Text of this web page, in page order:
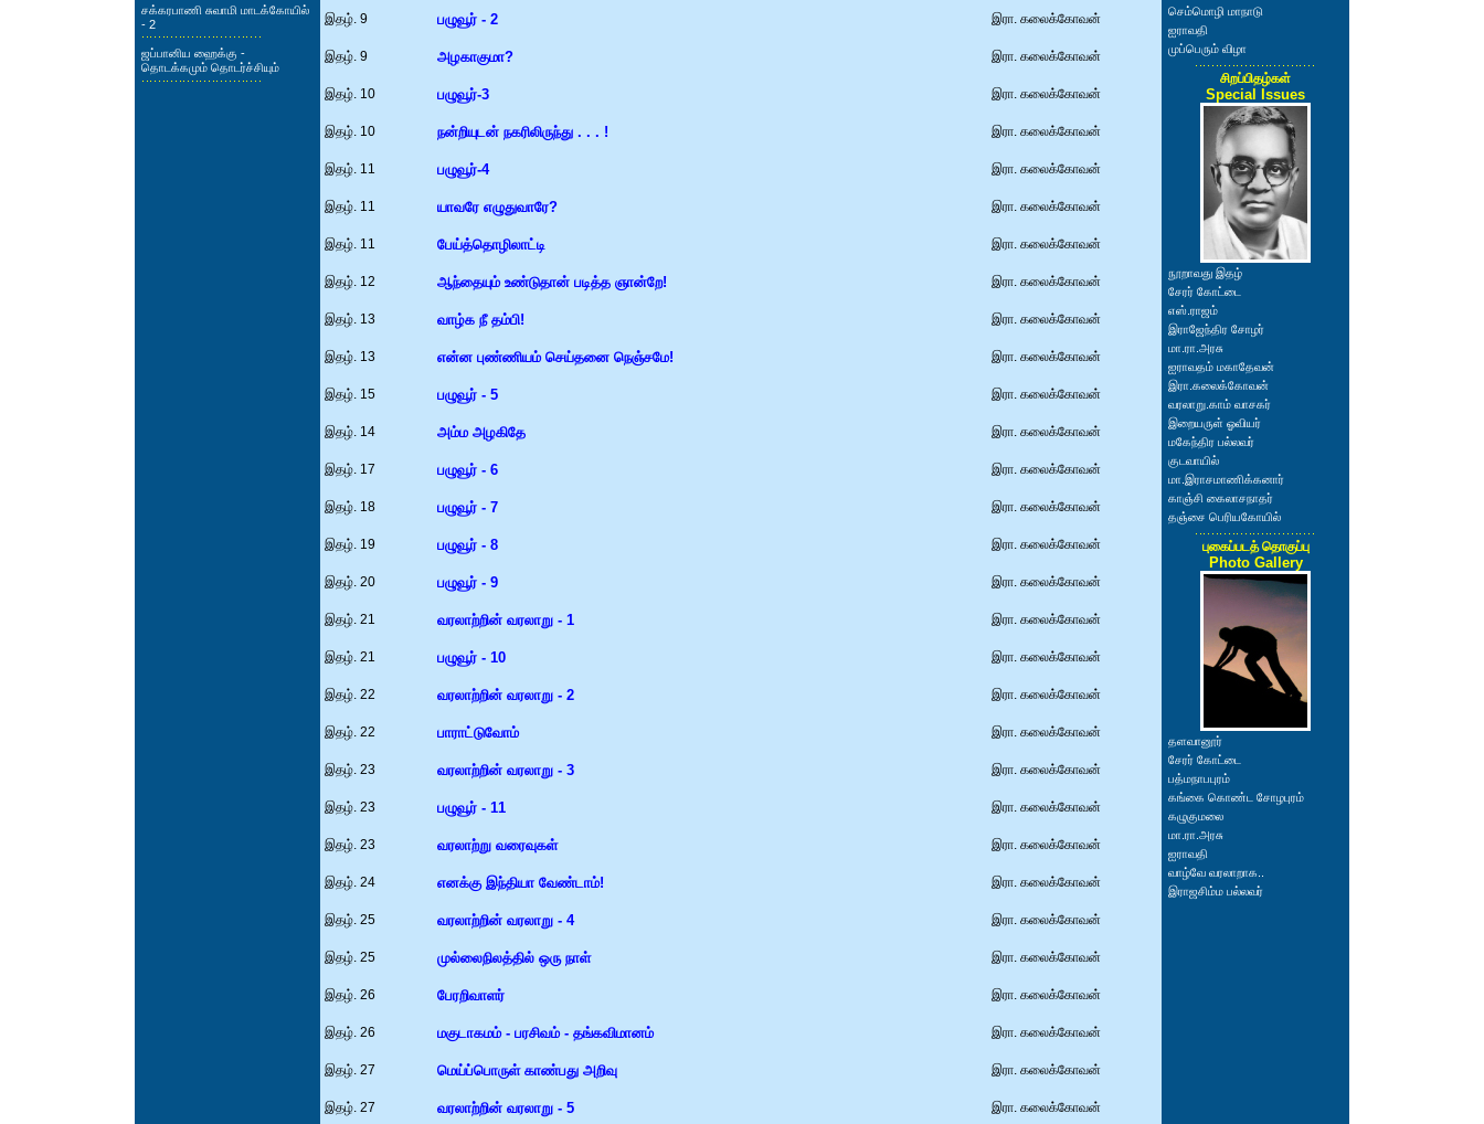
சக்கரபாணி சுவாமி மாடக்கோயில்
- 2
ஜப்பானிய ஹைக்கு -
தொடக்கமும் தொடர்ச்சியும்
இதழ். 9 பழுவூர் - 2 இரா. கலைக்கோவன்
இதழ். 9 அழகாகுமா? இரா. கலைக்கோவன்
இதழ். 10 பழுவூர்-3 இரா. கலைக்கோவன்
இதழ். 10 நன்றியுடன் நகரிலிருந்து . . . ! இரா. கலைக்கோவன்
இதழ். 11 பழுவூர்-4 இரா. கலைக்கோவன்
இதழ். 11 யாவரே எழுதுவாரே? இரா. கலைக்கோவன்
இதழ். 11 பேய்த்தொழிலாட்டி இரா. கலைக்கோவன்
இதழ். 12 ஆந்தையும் உண்டுதான் படித்த ஞான்றே! இரா. கலைக்கோவன்
இதழ். 13 வாழ்க நீ தம்பி! இரா. கலைக்கோவன்
இதழ். 13 என்ன புண்ணியம் செய்தனை நெஞ்சமே! இரா. கலைக்கோவன்
இதழ். 15 பழுவூர் - 5 இரா. கலைக்கோவன்
இதழ். 14 அம்ம அழகிதே இரா. கலைக்கோவன்
இதழ். 17 பழுவூர் - 6 இரா. கலைக்கோவன்
இதழ். 18 பழுவூர் - 7 இரா. கலைக்கோவன்
இதழ். 19 பழுவூர் - 8 இரா. கலைக்கோவன்
இதழ். 20 பழுவூர் - 9 இரா. கலைக்கோவன்
இதழ். 21 வரலாற்றின் வரலாறு - 1 இரா. கலைக்கோவன்
இதழ். 21 பழுவூர் - 10 இரா. கலைக்கோவன்
இதழ். 22 வரலாற்றின் வரலாறு - 2 இரா. கலைக்கோவன்
இதழ். 22 பாராட்டுவோம் இரா. கலைக்கோவன்
இதழ். 23 வரலாற்றின் வரலாறு - 3 இரா. கலைக்கோவன்
இதழ். 23 பழுவூர் - 11 இரா. கலைக்கோவன்
இதழ். 23 வரலாற்று வரைவுகள் இரா. கலைக்கோவன்
இதழ். 24 எனக்கு இந்தியா வேண்டாம்! இரா. கலைக்கோவன்
இதழ். 25 வரலாற்றின் வரலாறு - 4 இரா. கலைக்கோவன்
இதழ். 25 முல்லைநிலத்தில் ஒரு நாள் இரா. கலைக்கோவன்
இதழ். 26 பேரறிவாளர் இரா. கலைக்கோவன்
இதழ். 26 மகுடாகமம் - பரசிவம் - தங்கவிமானம் இரா. கலைக்கோவன்
இதழ். 27 மெய்ப்பொருள் காண்பது அறிவு இரா. கலைக்கோவன்
இதழ். 27 வரலாற்றின் வரலாறு - 5 இரா. கலைக்கோவன்
செம்மொழி மாநாடு
ஐராவதி
முப்பெரும் விழா
சிறப்பிதழ்கள்
Special Issues
நூறாவது இதழ்
சேரர் கோட்டை
எஸ்.ராஜம்
இராஜேந்திர சோழர்
மா.ரா.அரசு
ஐராவதம் மகாதேவன்
இரா.கலைக்கோவன்
வரலாறு.காம் வாசகர்
இறையருள் ஓவியர்
மகேந்திர பல்லவர்
குடவாயில்
மா.இராசமாணிக்கனார்
காஞ்சி கைலாசநாதர்
தஞ்சை பெரியகோயில்
புகைப்படத் தொகுப்பு
Photo Gallery
தளவானூர்
சேரர் கோட்டை
பத்மநாபபுரம்
கங்கை கொண்ட சோழபுரம்
கழுகுமலை
மா.ரா.அரசு
ஐராவதி
வாழ்வே வரலாறாக..
இராஜசிம்ம பல்லவர்